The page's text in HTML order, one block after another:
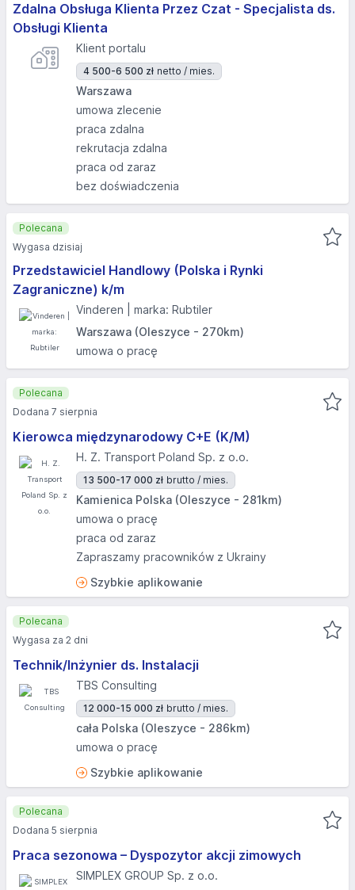
Zdalna Obsługa Klienta Przez Czat - Specjalista ds.
Obsługi Klienta
Klient portalu
4 500-6 500 zł netto / mies.
Warszawa
umowa zlecenie
praca zdalna
rekrutacja zdalna
praca od zaraz
bez doświadczenia
Przedstawiciel Handlowy (Polska i Rynki
Zagraniczne) k/m
Vinderen | marka: Rubtiler
Warszawa (Oleszyce - 270km)
umowa o pracę
Polecana
Wygasa dzisiaj
Kierowca międzynarodowy C+E (K/M)
H. Z. Transport Poland Sp. z o.o.
13 500-17 000 zł brutto / mies.
Kamienica Polska (Oleszyce - 281km)
umowa o pracę
praca od zaraz
Zapraszamy pracowników z Ukrainy
Szybkie aplikowanie
Polecana
Dodana 7 sierpnia
Technik/Inżynier ds. Instalacji
TBS Consulting
12 000-15 000 zł brutto / mies.
cała Polska (Oleszyce - 286km)
umowa o pracę
Szybkie aplikowanie
Polecana
Wygasa za 2 dni
Praca sezonowa – Dyspozytor akcji zimowych
SIMPLEX GROUP Sp. z o.o.
Polecana
Dodana 5 sierpnia